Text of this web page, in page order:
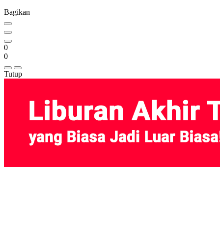
Bagikan
0
0
Tutup